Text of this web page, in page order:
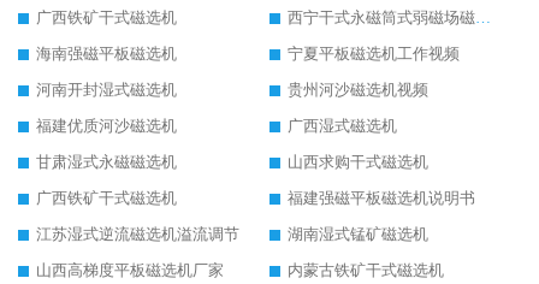
广西铁矿干式磁选机
西宁干式永磁筒式弱磁场磁选机结构图
海南强磁平板磁选机
宁夏平板磁选机工作视频
河南开封湿式磁选机
贵州河沙磁选机视频
福建优质河沙磁选机
广西湿式磁选机
甘肃湿式永磁磁选机
山西求购干式磁选机
广西铁矿干式磁选机
福建强磁平板磁选机说明书
江苏湿式逆流磁选机溢流调节
湖南湿式锰矿磁选机
山西高梯度平板磁选机厂家
内蒙古铁矿干式磁选机